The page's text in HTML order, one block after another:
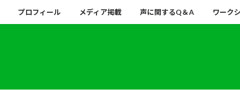
プロフィール メディア掲載 声に関するQ＆A ワーク